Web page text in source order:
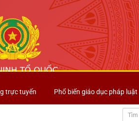
trực tuyến Phổ biến giáo dục pháp luật